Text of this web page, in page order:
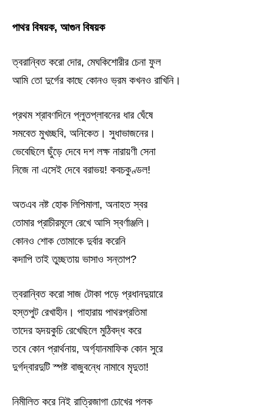
পাথর বিষয়ক, আগুন বিষয়ক
ত্বরান্বিত করো দোর, মেঘকিশোরীর চেনা ফুল
আমি তো দুর্গের কাছে কোনও ভ্রম কখনও রাখিনি।
প্রথম শ্রাবণদিনে প্লুতপ্লাবনের ধার ঘেঁষে
সমবেত মুখচ্ছবি, অনিকেত। সুধাভাজনের।
ভেবেছিলে ছুঁড়ে দেবে দশ লক্ষ নারায়ণী সেনা
নিজে না এসেই দেবে বরাভয়! কবচকুণ্ডল!
অতএব নষ্ট হোক লিপিমালা, অনাহত স্বর
তোমার প্রাচীরমূলে রেখে আসি স্বর্ণাঞ্জলি।
কোনও শোক তোমাকে দুর্বার করেনি
কদাপি তাই তুচ্ছতায় ভাসাও সন্তাপ?
ত্বরান্বিত করো সাজ টোকা পড়ে প্রধানদুয়ারে
হস্তপুট রেখাহীন। পাহারায় পাথরপ্রতিমা
তাদের হৃদয়কুচি রেখেছিলে মুঠিবদ্ধ করে
তবে কোন প্রার্থনায়, অর্গ্যানমাফিক কোন সুরে
দুর্গদ্বারদুটি স্পষ্ট বাজুবন্ধে নামাবে মৃদুতা!
নিমীলিত করে নিই রাত্রিজাগা চোখের পলক